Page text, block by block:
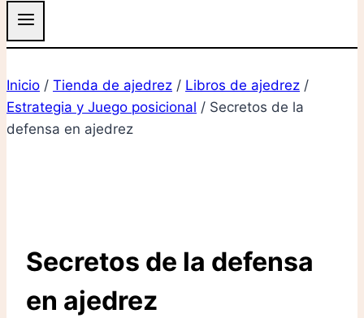
Inicio / Tienda de ajedrez / Libros de ajedrez /
Estrategia y Juego posicional / Secretos de la
defensa en ajedrez
Secretos de la defensa
en ajedrez